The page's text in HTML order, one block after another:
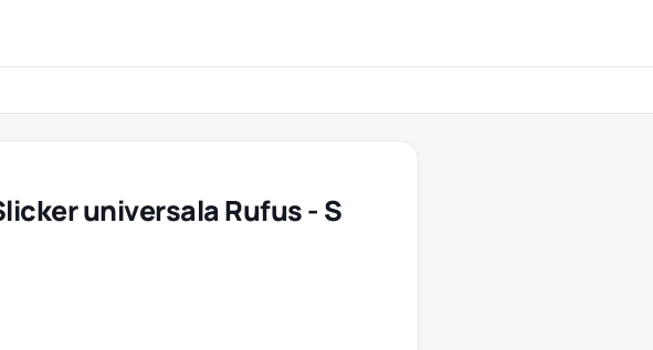
universala Rufus - S